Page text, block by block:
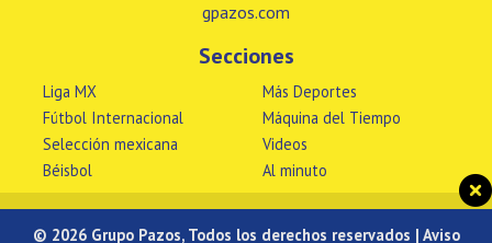
gpazos.com
Secciones
Liga MX
Fútbol Internacional
Selección mexicana
Béisbol
Más Deportes
Máquina del Tiempo
Videos
Al minuto
© 2026 Grupo Pazos, Todos los derechos reservados | Aviso